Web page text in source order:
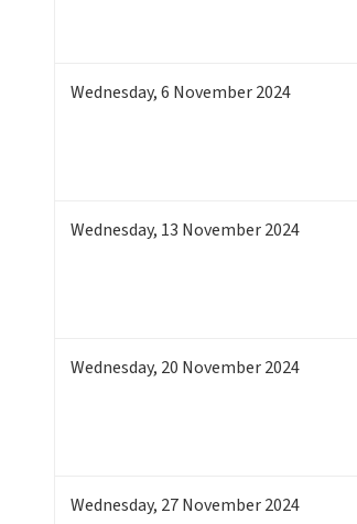
Wednesday,6 November 2024
Wednesday, 13 November 2024
Wednesday, 20 November 2024
Wednesday, 27November 2024